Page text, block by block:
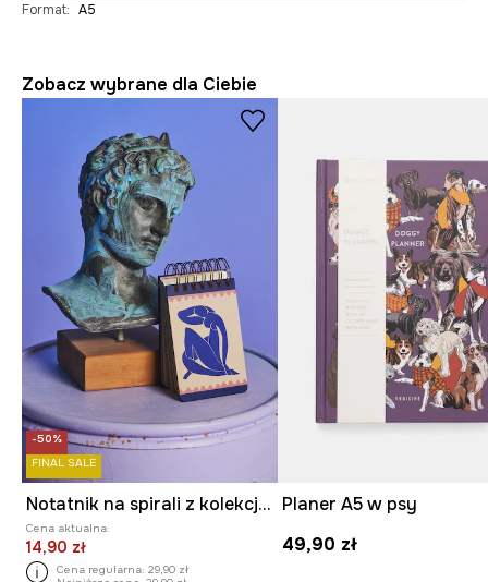
Format: A5
Zobacz wybrane dla Ciebie
-50%
FINAL SALE
Notatnik na spirali z kolekcji Eviva L'arte
Cena aktualna:
14,90 zł
Cena regularna: 29,90 zł
Planer A5 w psy
49,90 zł